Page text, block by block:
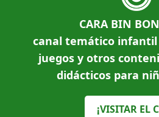
CARA BIN
canal temático infantil
juegos y otros
didácticos para
¡VISITAR EL